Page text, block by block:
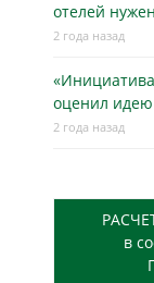
отелей
2 года назад
оценил идею
2 года назад
в